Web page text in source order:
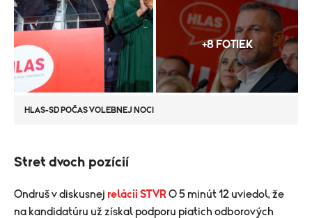
+8 FOTIEK
HLAS-SD POČAS VOLEBNEJ NOCI
Stret dvoch pozícií
​Ondruš v diskusnej relácii STVRO 5 minút 12 uviedol, že
na kandidatúru už získal podporu piatich odborových